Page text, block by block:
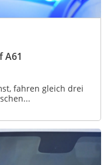
A61
fahren gleich drei